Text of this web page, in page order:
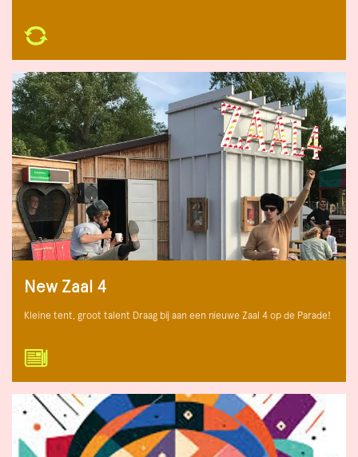
New Zaal 4
Kleine tent, groot talent Draag bij aan een nieuwe Zaal 4 op de Parade!